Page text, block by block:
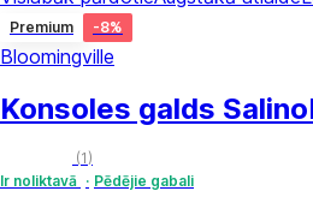
Premium -8%
Bloomingville
Konsoles galds Salino
(1 )
Ir noliktavā
Pēdējie gabali